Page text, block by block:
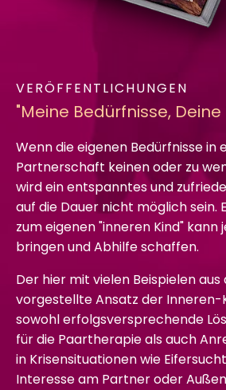
VERÖFFENTLICHUNGEN
"Meine Bedürfnisse,
Wenn die eigenen Bedürfnisse in
Partnerschaft keinen oder zu
wird ein entspanntes und
auf die Dauer nicht möglich sein.
zum eigenen "inneren Kind" kann
bringen und Abhilfe schaffen.
Der hier mit vielen Beispielen aus
vorgestellte Ansatz der
sowohl erfolgsversprechende
für die Paartherapie als auch
in Krisensituationen wie
Interesse am Partner oder